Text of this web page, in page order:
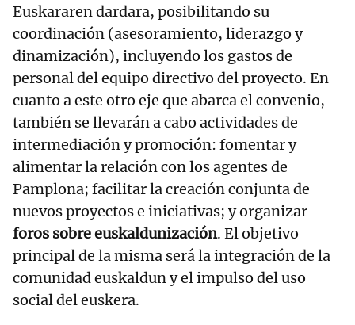
Euskararen dardara, posibilitando su
coordinación (asesoramiento, liderazgo y
dinamización), incluyendo los gastos de
personal del equipo directivo del proyecto. En
cuanto a este otro eje que abarca el convenio,
también se llevarán a cabo actividades de
intermediación y promoción: fomentar y
alimentar la relación con los agentes de
Pamplona; facilitar la creación conjunta de
nuevos proyectos e iniciativas; y organizar
foros sobre euskaldunización. El objetivo
principal de la misma será la integración de la
comunidad euskaldun y el impulso del uso
social del euskera.